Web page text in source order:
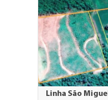
Linha São Miguel